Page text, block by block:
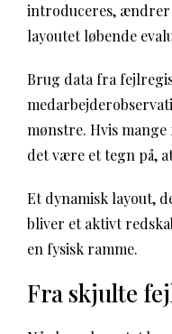
introduceres, ændrer
layoutet løbende
Brug data fra
mønstre. Hvis mange
det være et tegn på,
Et dynamisk layout,
bliver et aktivt
en fysisk ramme.
Fra skjulte